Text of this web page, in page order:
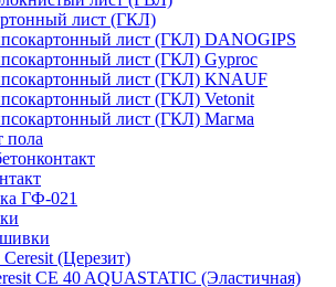
лист (ГКЛ)
лист (ГКЛ) DANOGIPS
лист (ГКЛ) Gyproc
лист (ГКЛ) KNAUF
лист (ГКЛ) Vetonit
лист (ГКЛ) Магма
пола
ГФ-021
(Церезит)
CE 40 AQUASTATIC (Эластичная)